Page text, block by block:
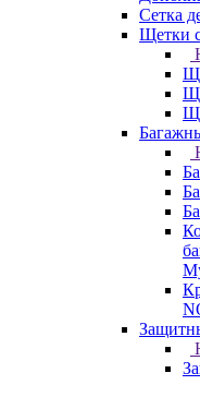
Сетка
Щетки